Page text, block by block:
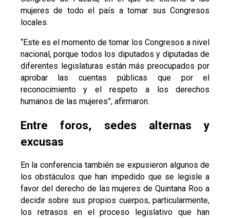
mujeres de todo el país a tomar sus Congresos
locales.
“Este es el momento de tomar los Congresos a nivel
nacional, porque todos los diputados y diputadas de
diferentes legislaturas están más preocupados por
aprobar las cuentas públicas que por el
reconocimiento y el respeto a los derechos
humanos de las mujeres”, afirmaron.
Entre foros, sedes alternas y
excusas
En la conferencia también se expusieron algunos de
los obstáculos que han impedido que se legisle a
favor del derecho de las mujeres de Quintana Roo a
decidir sobre sus propios cuerpos, particularmente,
los retrasos en el proceso legislativo que han